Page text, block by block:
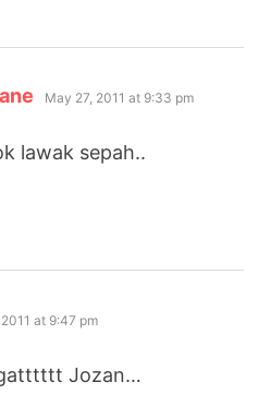
says:
May 27, 2011 at 9:33 pm
lawak sepah..
at 9:47 pm
Jozan…